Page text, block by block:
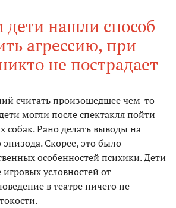
нашли способ
агрессию, при
не пострадает
считать произошедшее чем-то
могли после спектакля пойти
собак. Рано делать выводы на
Скорее, это было
особенностей психики. Дети
условностей от
в театре ничего не